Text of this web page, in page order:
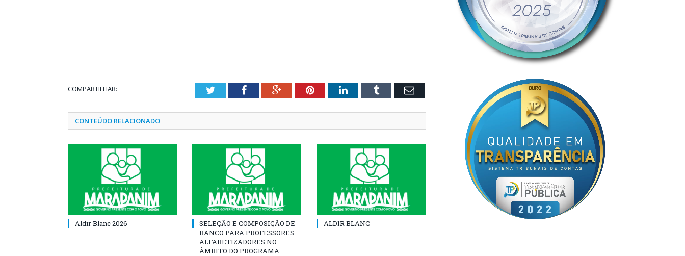
COMPARTILHAR: TwitterFacebookGoogle+PinterestLinkedInTumblr Email
CONTEÚDO RELACIONADO
Aldir Blanc 2026
SELEÇÃO E COMPOSIÇÃO DE
BANCO PARA PROFESSORES
ALFABETIZADORES NO
ÂMBITO DO PROGRAMA
ALDIR BLANC